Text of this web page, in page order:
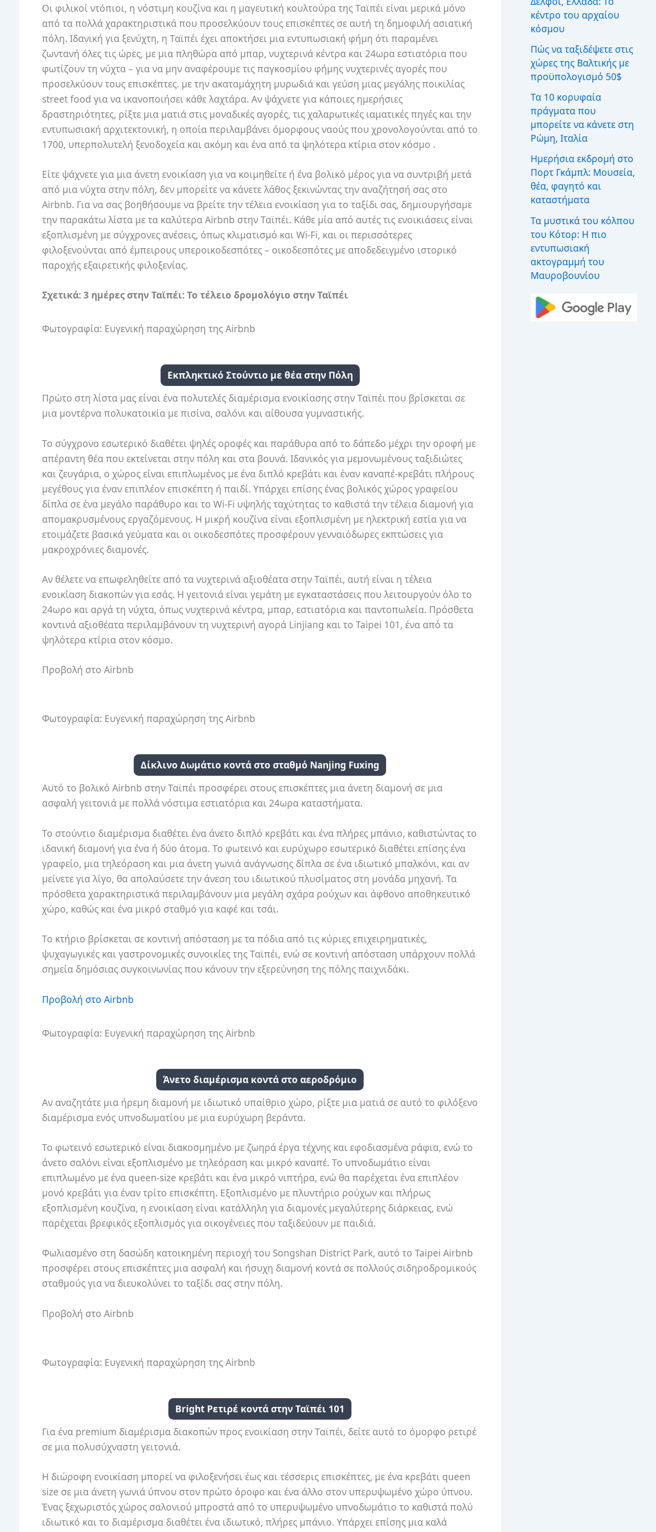
Οι φιλικοί ντόπιοι, η νόστιμη κουζίνα και η μαγευτική κουλτούρα της Ταϊπέι είναι μερικά μόνο
από τα πολλά χαρακτηριστικά που προσελκύουν τους επισκέπτες σε αυτή τη δημοφιλή ασιατική
πόλη. Ιδανική για ξενύχτη, η Ταϊπέι έχει αποκτήσει μια εντυπωσιακή φήμη ότι παραμένει
ζωντανή όλες τις ώρες, με μια πληθώρα από μπαρ, νυχτερινά κέντρα και 24ωρα εστιατόρια που
φωτίζουν τη νύχτα – για να μην αναφέρουμε τις παγκοσμίου φήμης νυχτερινές αγορές που
προσελκύουν τους επισκέπτες. με την ακαταμάχητη μυρωδιά και γεύση μιας μεγάλης ποικιλίας
street food για να ικανοποιήσει κάθε λαχτάρα. Αν ψάχνετε για κάποιες ημερήσιες
δραστηριότητες, ρίξτε μια ματιά στις μοναδικές αγορές, τις χαλαρωτικές ιαματικές πηγές και την
εντυπωσιακή αρχιτεκτονική, η οποία περιλαμβάνει όμορφους ναούς που χρονολογούνται από το
1700, υπερπολυτελή ξενοδοχεία και ακόμη και ένα από τα ψηλότερα κτίρια στον κόσμο .
Είτε ψάχνετε για μια άνετη ενοικίαση για να κοιμηθείτε ή ένα βολικό μέρος για να συντριβή μετά
από μια νύχτα στην πόλη, δεν μπορείτε να κάνετε λάθος ξεκινώντας την αναζήτησή σας στο
Airbnb. Για να σας βοηθήσουμε να βρείτε την τέλεια ενοικίαση για το ταξίδι σας, δημιουργήσαμε
την παρακάτω λίστα με τα καλύτερα Airbnb στην Ταϊπέι. Κάθε μία από αυτές τις ενοικιάσεις είναι
εξοπλισμένη με σύγχρονες ανέσεις, όπως κλιματισμό και Wi-Fi, και οι περισσότερες
φιλοξενούνται από έμπειρους υπεροικοδεσπότες – οικοδεσπότες με αποδεδειγμένο ιστορικό
παροχής εξαιρετικής φιλοξενίας.
Σχετικά: 3 ημέρες στην Ταϊπέι: Το τέλειο δρομολόγιο στην Ταϊπέι
Φωτογραφία: Ευγενική παραχώρηση της Airbnb
Εκπληκτικό Στούντιο με θέα στην Πόλη
Πρώτο στη λίστα μας είναι ένα πολυτελές διαμέρισμα ενοικίασης στην Ταϊπέι που βρίσκεται σε
μια μοντέρνα πολυκατοικία με πισίνα, σαλόνι και αίθουσα γυμναστικής.
Το σύγχρονο εσωτερικό διαθέτει ψηλές οροφές και παράθυρα από το δάπεδο μέχρι την οροφή με
απέραντη θέα που εκτείνεται στην πόλη και στα βουνά. Ιδανικός για μεμονωμένους ταξιδιώτες
και ζευγάρια, ο χώρος είναι επιπλωμένος με ένα διπλό κρεβάτι και έναν καναπέ-κρεβάτι πλήρους
μεγέθους για έναν επιπλέον επισκέπτη ή παιδί. Υπάρχει επίσης ένας βολικός χώρος γραφείου
δίπλα σε ένα μεγάλο παράθυρο και το Wi-Fi υψηλής ταχύτητας το καθιστά την τέλεια διαμονή για
απομακρυσμένους εργαζόμενους. Η μικρή κουζίνα είναι εξοπλισμένη με ηλεκτρική εστία για να
ετοιμάζετε βασικά γεύματα και οι οικοδεσπότες προσφέρουν γενναιόδωρες εκπτώσεις για
μακροχρόνιες διαμονές.
Αν θέλετε να επωφεληθείτε από τα νυχτερινά αξιοθέατα στην Ταϊπέι, αυτή είναι η τέλεια
ενοικίαση διακοπών για εσάς. Η γειτονιά είναι γεμάτη με εγκαταστάσεις που λειτουργούν όλο το
24ωρο και αργά τη νύχτα, όπως νυχτερινά κέντρα, μπαρ, εστιατόρια και παντοπωλεία. Πρόσθετα
κοντινά αξιοθέατα περιλαμβάνουν τη νυχτερινή αγορά Linjiang και το Taipei 101, ένα από τα
ψηλότερα κτίρια στον κόσμο.
Προβολή στο Airbnb
Φωτογραφία: Ευγενική παραχώρηση της Airbnb
Δίκλινο Δωμάτιο κοντά στο σταθμό Nanjing Fuxing
Αυτό το βολικό Airbnb στην Ταϊπέι προσφέρει στους επισκέπτες μια άνετη διαμονή σε μια
ασφαλή γειτονιά με πολλά νόστιμα εστιατόρια και 24ωρα καταστήματα.
Το στούντιο διαμέρισμα διαθέτει ένα άνετο διπλό κρεβάτι και ένα πλήρες μπάνιο, καθιστώντας το
ιδανική διαμονή για ένα ή δύο άτομα. Το φωτεινό και ευρύχωρο εσωτερικό διαθέτει επίσης ένα
γραφείο, μια τηλεόραση και μια άνετη γωνιά ανάγνωσης δίπλα σε ένα ιδιωτικό μπαλκόνι, και αν
μείνετε για λίγο, θα απολαύσετε την άνεση του ιδιωτικού πλυσίματος στη μονάδα μηχανή. Τα
πρόσθετα χαρακτηριστικά περιλαμβάνουν μια μεγάλη σχάρα ρούχων και άφθονο αποθηκευτικό
χώρο, καθώς και ένα μικρό σταθμό για καφέ και τσάι.
Το κτήριο βρίσκεται σε κοντινή απόσταση με τα πόδια από τις κύριες επιχειρηματικές,
ψυχαγωγικές και γαστρονομικές συνοικίες της Ταϊπέι, ενώ σε κοντινή απόσταση υπάρχουν πολλά
σημεία δημόσιας συγκοινωνίας που κάνουν την εξερεύνηση της πόλης παιχνιδάκι.
Προβολή στο Airbnb
Φωτογραφία: Ευγενική παραχώρηση της Airbnb
Άνετο διαμέρισμα κοντά στο αεροδρόμιο
Αν αναζητάτε μια ήρεμη διαμονή με ιδιωτικό υπαίθριο χώρο, ρίξτε μια ματιά σε αυτό το φιλόξενο
διαμέρισμα ενός υπνοδωματίου με μια ευρύχωρη βεράντα.
Το φωτεινό εσωτερικό είναι διακοσμημένο με ζωηρά έργα τέχνης και εφοδιασμένα ράφια, ενώ το
άνετο σαλόνι είναι εξοπλισμένο με τηλεόραση και μικρό καναπέ. Το υπνοδωμάτιο είναι
επιπλωμένο με ένα queen-size κρεβάτι και ένα μικρό νιπτήρα, ενώ θα παρέχεται ένα επιπλέον
μονό κρεβάτι για έναν τρίτο επισκέπτη. Εξοπλισμένο με πλυντήριο ρούχων και πλήρως
εξοπλισμένη κουζίνα, η ενοικίαση είναι κατάλληλη για διαμονές μεγαλύτερης διάρκειας, ενώ
παρέχεται βρεφικός εξοπλισμός για οικογένειες που ταξιδεύουν με παιδιά.
Φωλιασμένο στη δασώδη κατοικημένη περιοχή του Songshan District Park, αυτό το Taipei Airbnb
προσφέρει στους επισκέπτες μια ασφαλή και ήσυχη διαμονή κοντά σε πολλούς σιδηροδρομικούς
σταθμούς για να διευκολύνει το ταξίδι σας στην πόλη.
Προβολή στο Airbnb
Φωτογραφία: Ευγενική παραχώρηση της Airbnb
Bright Ρετιρέ κοντά στην Ταϊπέι 101
Για ένα premium διαμέρισμα διακοπών προς ενοικίαση στην Ταϊπέι, δείτε αυτό το όμορφο ρετιρέ
σε μια πολυσύχναστη γειτονιά.
Η διώροφη ενοικίαση μπορεί να φιλοξενήσει έως και τέσσερις επισκέπτες, με ένα κρεβάτι queen
size σε μια άνετη γωνιά ύπνου στον πρώτο όροφο και ένα άλλο στον υπερυψωμένο χώρο ύπνου.
Ένας ξεχωριστός χώρος σαλονιού μπροστά από το υπερυψωμένο υπνοδωμάτιο το καθιστά πολύ
ιδιωτικό και το διαμέρισμα διαθέτει ένα ιδιωτικό, πλήρες μπάνιο. Υπάρχει επίσης μια καλά
ι
α
κέντρο του αρχαίου
κόσμου
Πώς να ταξιδέψετε στις
χώρες της Βαλτικής με
προϋπολογισμό 50$
Τα 10 κορυφαία
πράγματα που
μπορείτε να κάνετε στη
Ρώμη, Ιταλία
Ημερήσια εκδρομή στο
Πορτ Γκάμπλ: Μουσεία,
θέα, φαγητό και
καταστήματα
Τα μυστικά του κόλπου
του Κότορ: Η πιο
εντυπωσιακή
ακτογραμμή του
Μαυροβουνίου